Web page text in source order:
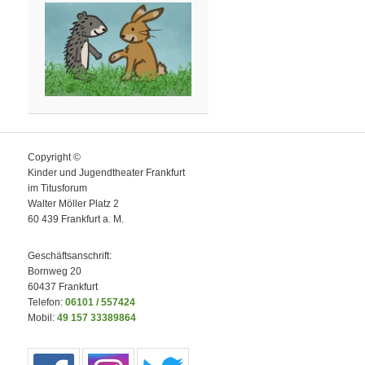
Copyright ©
Kinder und Jugendtheater Frankfurt
im Titusforum
Walter Möller Platz 2
60 439 Frankfurt a. M.
Geschäftsanschrift:
Bornweg 20
60437 Frankfurt
Telefon:06101 / 557424
Mobil:49 157 33389864